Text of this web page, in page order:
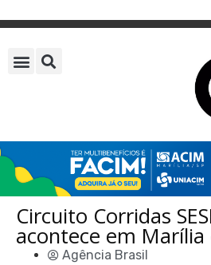
Circuito Corridas
acontece em
Agência Brasil